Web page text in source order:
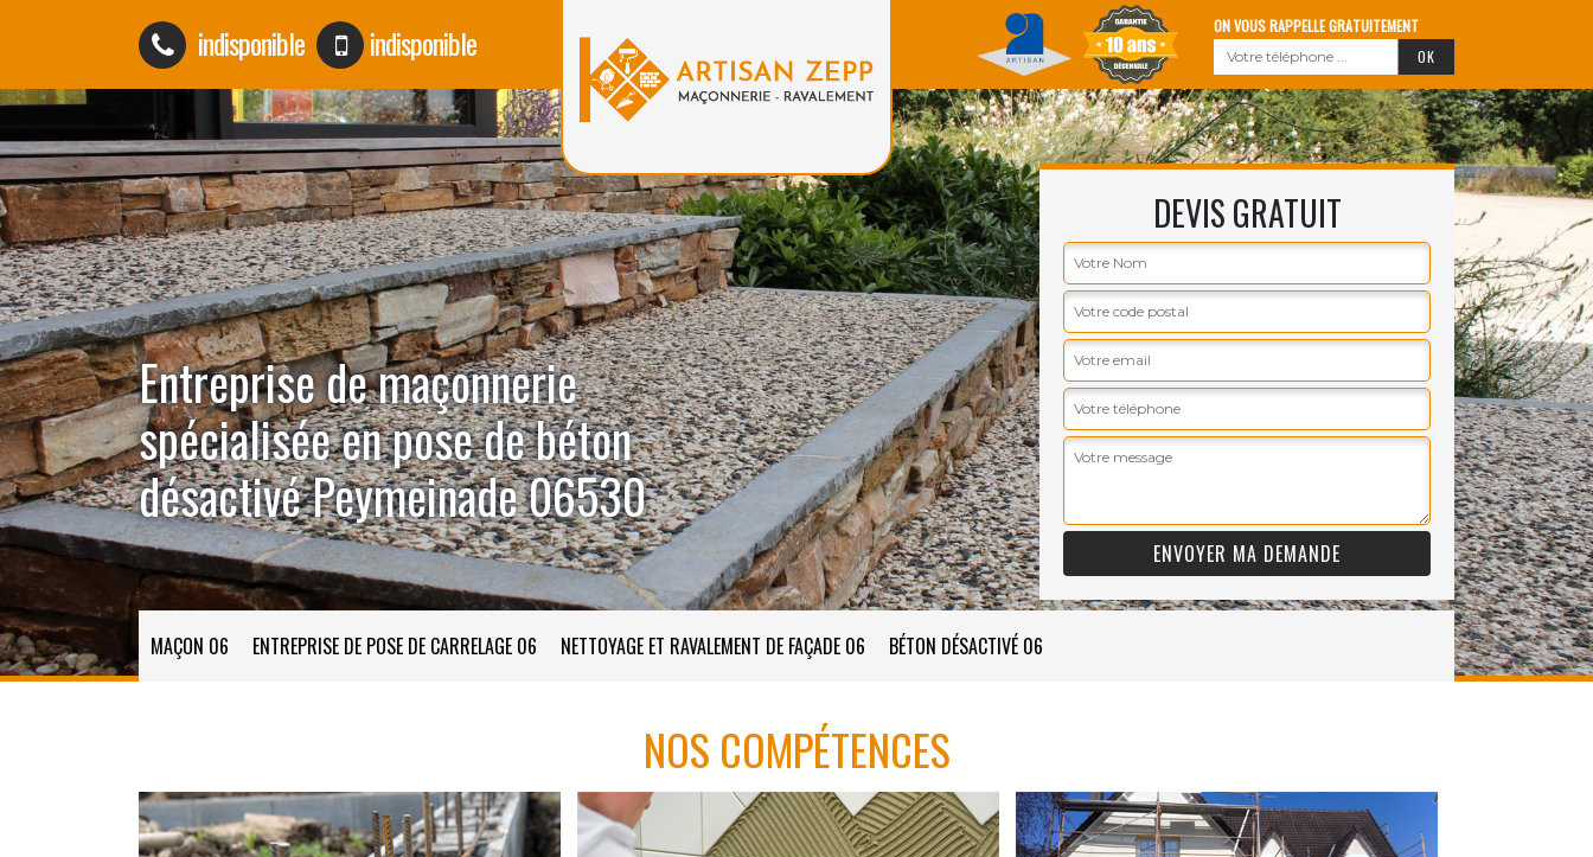
indisponible indisponible ON VOUS RAPPELLE GRATUITEMENT
Entreprise de maçonnerie
spécialisée en pose de béton
désactivé Peymeinade 06530
DEVIS GRATUIT
MAÇON 06 ENTREPRISE DE POSE DE CARRELAGE 06 NETTOYAGE ET RAVALEMENT DE FAÇADE 06 BÉTON DÉSACTIVÉ 06
NOS COMPÉTENCES